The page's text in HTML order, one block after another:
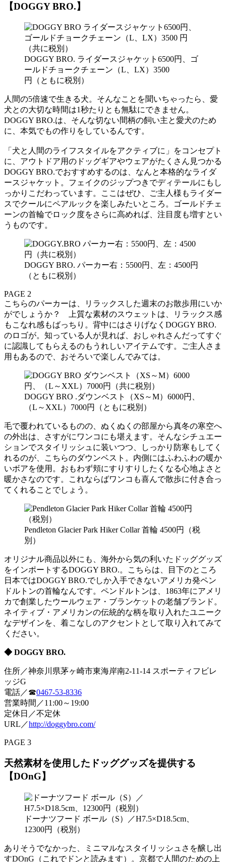
【DOGGY BRO.】
DOGGY BRO. ライダースジャケット6500円、ゴ
ールドチョークチェーン（L、LX）3500
円（ともに税別）
人間の5倍速で生きる犬。そんなことを聞いちゃったら、愛
犬との大切な時間は1秒たりとも無駄にできません。
DOGGY BRO.は、そんな切ない間柄の飼い主と愛犬のため
に、本気でもの作りをしているんです。
「犬と人間のライフスタイルをアクティブに」をコンセプト
に、アウトドア用のドッグギアやウェアがたくさん見つかる
DOGGY BRO.でおすすめするのは、なんと本格的なライダ
ースジャケット。フェイクのジップつきでディテールにもし
っかりこだわっています。ここはぜひ、ご主人様もライダー
スでクールにペアルックを楽しみたいところ。ゴールドチェ
ーンの首輪でロック度をさらに高めれば、注目度も増すとい
うものです。
DOGGY BRO. パーカー右：5500円、左：4500円
（ともに税別）
PAGE 2
こちらのパーカーは、リラックスした週末のお散歩用にいか
がでしょうか？ 上質な素材のスウェットは、リラックス感
もこなれ感もばっちり。背中にはさりげなくDOGGY BRO.
のロゴが。知っている人が見れば、おしゃれさんだってすぐ
に認識してもらえるのもうれしいアイテムです。ご主人さま
用もあるので、おそろいで楽しんでみては。
DOGGY BRO .ダウンベスト（XS～M）6000円、
（L～XXL）7000円（ともに税別）
毛で覆われているものの、ぬくぬくの部屋から真冬の寒空へ
の外出は、さすがにワンコにも堪えます。そんなシチュエー
ションでスタイリッシュに装いつつ、しっかり防寒もしてく
れるのが、こちらのダウンベスト。内側にはふわふわの暖か
いボアを使用。おもわず頬にすりすりしたくなる心地よさと
暖かさなのです。これならばワンコも喜んで散歩に付き合っ
てくれることでしょう。
Pendleton Glacier Park Hiker Collar 首輪 4500円（税
別）
オリジナル商品以外にも、海外から気の利いたドッググッズ
をインポートするDOGGY BRO.。こちらは、目下のところ
日本ではDOGGY BRO.でしか入手できないアメリカ発ペン
ドルトンの首輪なんです。ペンドルトンは、1863年にアメリ
カで創業したウールウェア・ブランケットの老舗ブランド。
ネイティブ・アメリカンの伝統的な柄を取り入れたユニーク
なデザインを、着こなしのアクセントとして取り入れてみて
ください。
◆ DOGGY BRO.
住所／神奈川県茅ヶ崎市東海岸南2-11-14 スポーティフビレ
ッジG
電話／☎0467-53-8336
営業時間／11:00～19:00
定休日／不定休
URL／http://doggybro.com/
PAGE 3
天然素材を使用したドッググッズを提供する
【DOnG】
ドーナツフード ボール（S）／H7.5×D18.5cm、
12300円（税別）
ありそうでなかった、ミニマルなスタイリッシュさを醸し出
すDOnG（これでドンと読みます）。京都で人間のための上